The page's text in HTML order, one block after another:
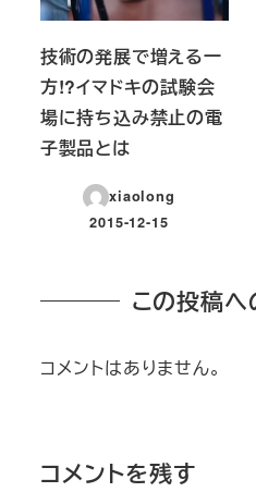
技術の発展で増える一
方!?イマドキの試験会
場に持ち込み禁止の電
子製品とは
xiaolong
投稿日
2015-12-15
この投稿へ
コメントはありません。
コメントを残す